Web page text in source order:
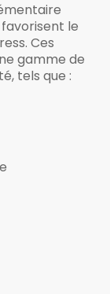
le
Ces
gamme de
tels que :